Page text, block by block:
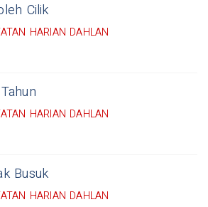
Cilik
HARIAN DAHLAN
HARIAN DAHLAN
Busuk
HARIAN DAHLAN